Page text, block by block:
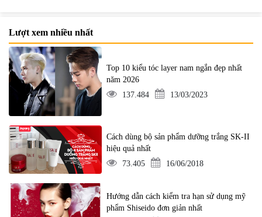
Lượt xem nhiều nhất
Top 10 kiểu tóc layer nam ngắn đẹp nhất
năm 2026
137.484
13/03/2023
Cách dùng bộ sản phẩm dưỡng trắng SK-II
hiệu quả nhất
73.405
16/06/2018
Hướng dẫn cách kiểm tra hạn sử dụng mỹ
phẩm Shiseido đơn giản nhất